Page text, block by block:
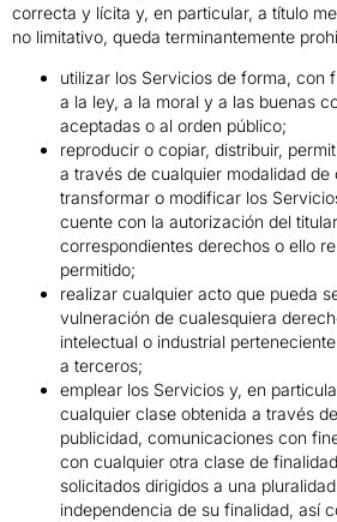
correcta y lícita y, en particular, a título
no limitativo, queda terminantemente
utilizar los Servicios de forma, con
a la ley, a la moral y a las buenas
aceptadas o al orden público;
reproducir o copiar, distribuir,
a través de cualquier modalidad
transformar o modificar los
cuente con la autorización del
correspondientes derechos o ello
permitido;
realizar cualquier acto que pueda
vulneración de cualesquiera
intelectual o industrial
a terceros;
emplear los Servicios y, en
cualquier clase obtenida a través
publicidad, comunicaciones con
con cualquier otra clase de
solicitados dirigidos a una
independencia de su finalidad, así